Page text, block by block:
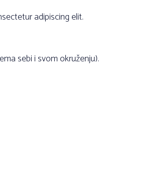
adipiscing elit.
sebi i svom okruženju).